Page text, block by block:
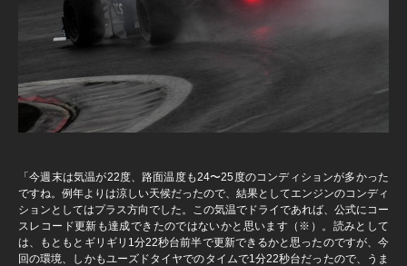
「今週末は気温が22度、路面温度も24〜25度のコンディションが多かった
ですね。例年よりは涼しい天候だったので、結果としてエンジンのコンディ
ションとしてはプラス方向でした。この気温でドライであれば、公式にコー
スレコード更新も達成できたのではないかと思います（※）。読みとして
は、もともとギリギリ1分22秒台前半で更新できるかと思ったのですが、今
回の環境、しかもユーズドタイヤでのタイムで1分22秒台だったので、うま